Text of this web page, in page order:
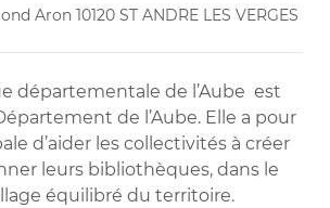
Aron 10120 ST ANDRE LES VERGES
départementale de l’Aube est
de l’Aube. Elle a pour
d’aider les collectivités à créer
leurs bibliothèques, dans le
équilibré du territoire.